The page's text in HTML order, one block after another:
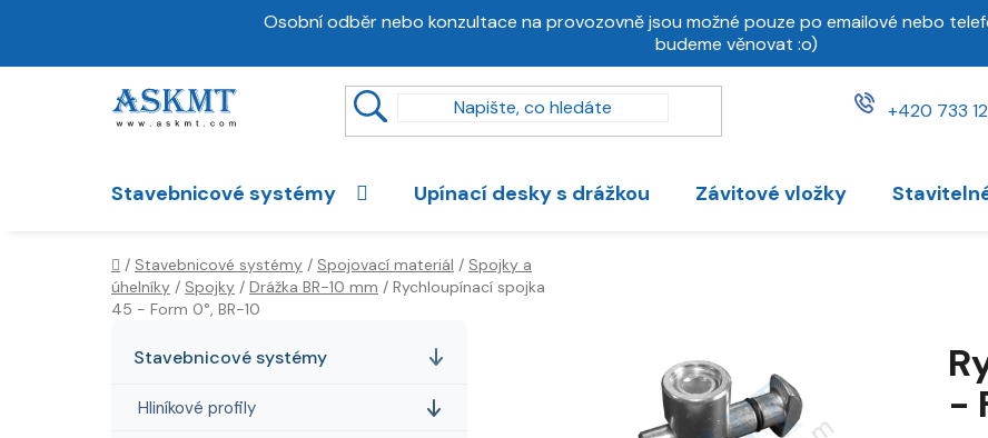
Osobní odběr nebo konzultace na provozovně jsou možné pouze po emailové nebo
budeme věnovat :o)
+420 733
Stavebnicové systémy Upínací desky s drážkou Závitové vložky
Domů
/ Stavebnicové systémy / Spojovací materiál / Spojky a
úhelníky / Spojky / Drážka BR-10 mm / Rychloupínací spojka
45 - Form 0°, BR-10
kategorie
Stavebnicové systémy
Hliníkové profily
-